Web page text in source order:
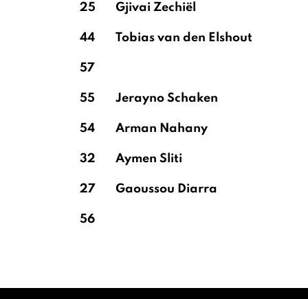
25 Gjivai Zechiël
44 Tobias van den Elshout
57
55 Jerayno Schaken
54 Arman Nahany
32 Aymen Sliti
27 Gaoussou Diarra
56